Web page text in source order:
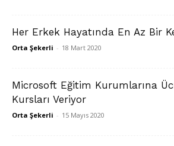
Her Erkek Hayatında En Az Bir
Orta Şekerli - 18 Mart 2020
Microsoft Eğitim Kurumlarına
Kursları Veriyor
Orta Şekerli - 15 Mayıs 2020